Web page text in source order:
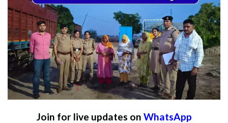
Join for live updates on WhatsApp